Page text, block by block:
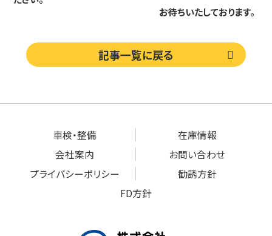
お待ちいたしております。
記事一覧に戻る
車検・整備
在庫情報
会社案内
お問い合わせ
プライバシーポリシー
勧誘方針
FD方針